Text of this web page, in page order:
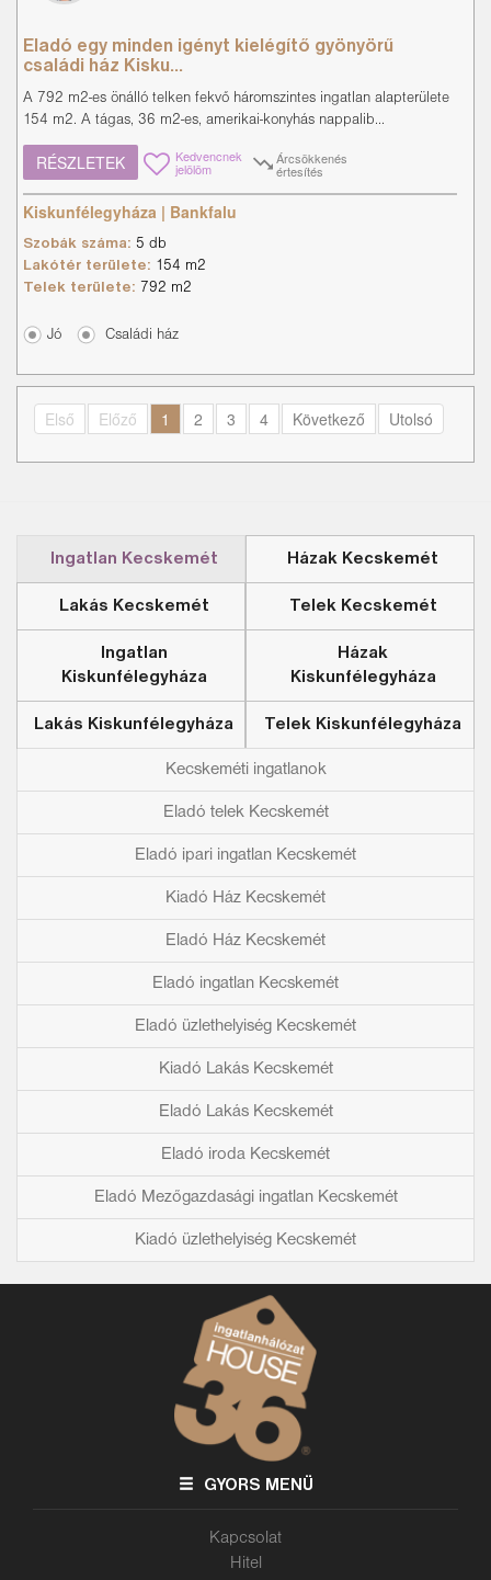
Eladó egy minden igényt kielégítő gyönyörű
családi ház Kisku...
A 792 m2-es önálló telken fekvő háromszintes ingatlan alapterülete
154 m2. A tágas, 36 m2-es, amerikai-konyhás nappalib...
RÉSZLETEK Kedvencnek
jelölöm
Árcsökkenés
értesítés
Kiskunfélegyháza | Bankfalu
Szobák száma: 5 db
Lakótér területe: 154 m2
Telek területe:
792 m2
Jó Családi ház
Első Előző 1 2 3 4 Következő Utolsó
Ingatlan Kecskemét Házak Kecskemét
Lakás Kecskemét Telek Kecskemét
Ingatlan
Kiskunfélegyháza
Házak
Kiskunfélegyháza
Lakás Kiskunfélegyháza Telek Kiskunfélegyháza
Kecskeméti ingatlanok
Eladó telek Kecskemét
Eladó ipari ingatlan Kecskemét
Kiadó Ház Kecskemét
Eladó Ház Kecskemét
Eladó ingatlan Kecskemét
Eladó üzlethelyiség Kecskemét
Kiadó Lakás Kecskemét
Eladó Lakás Kecskemét
Eladó iroda Kecskemét
Eladó Mezőgazdasági ingatlan Kecskemét
Kiadó üzlethelyiség Kecskemét
GYORS MENÜ
Kapcsolat
Hitel